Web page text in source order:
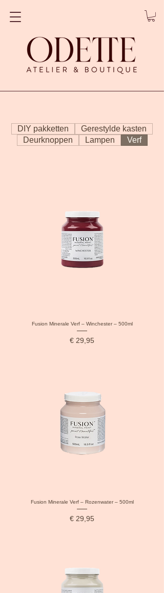
DIY pakketten
Gerestylde kasten
Deurknoppen
Lampen Verf
Fusion Minerale Verf – Winchester – 500ml
Prijs
€ 29,95
Fusion Minerale Verf – Rozenwater – 500ml
Prijs
€ 29,95